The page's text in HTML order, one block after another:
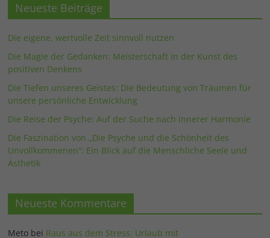
Neueste Beiträge
Die eigene, wertvolle Zeit sinnvoll nutzen
Die Magie der Gedanken: Meisterschaft in der Kunst des
positiven Denkens
Die Tiefen unseres Geistes: Die Bedeutung von Träumen für
unsere persönliche Entwicklung
Die Reise der Psyche: Auf der Suche nach innerer Harmonie
Die Faszination von „Die Psyche und die Schönheit des
Unvollkommenen“: Ein Blick auf die Menschliche Seele und
Ästhetik
Neueste Kommentare
Meto bei Raus aus dem Stress: Urlaub mit